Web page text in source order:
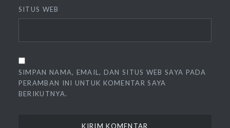
SITUS WEB
SIMPAN NAMA, EMAIL, DAN SITUS WEB SAYA PADA
PERAMBAN INI UNTUK KOMENTAR SAYA
BERIKUTNYA.